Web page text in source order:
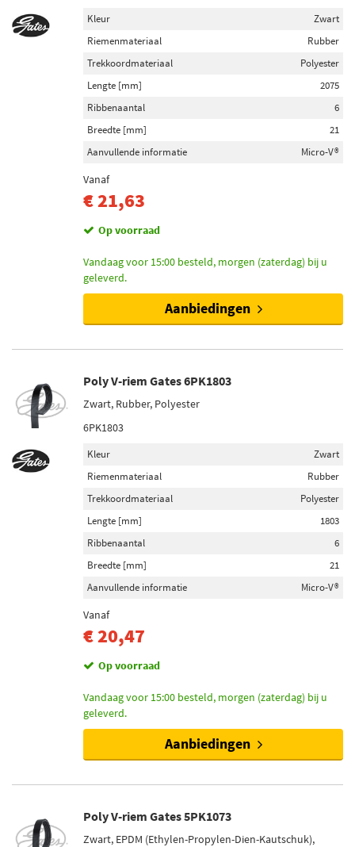
Kleur
Zwart
Riemenmateriaal
Rubber
Trekkoordmateriaal
Polyester
Lengte [mm]
2075
Ribbenaantal
6
Breedte [mm]
21
Aanvullende informatie
Micro-V®
Vanaf
€ 21,63
Op voorraad
Vandaag voor 15:00 besteld, morgen (zaterdag) bij u
geleverd.
Aanbiedingen
Poly V-riem Gates 6PK1803
Zwart, Rubber, Polyester
6PK1803
Kleur
Zwart
Riemenmateriaal
Rubber
Trekkoordmateriaal
Polyester
Lengte [mm]
1803
Ribbenaantal
6
Breedte [mm]
21
Aanvullende informatie
Micro-V®
Vanaf
€ 20,47
Op voorraad
Vandaag voor 15:00 besteld, morgen (zaterdag) bij u
geleverd.
Aanbiedingen
Poly V-riem Gates 5PK1073
Zwart, EPDM (Ethylen-Propylen-Dien-Kautschuk),